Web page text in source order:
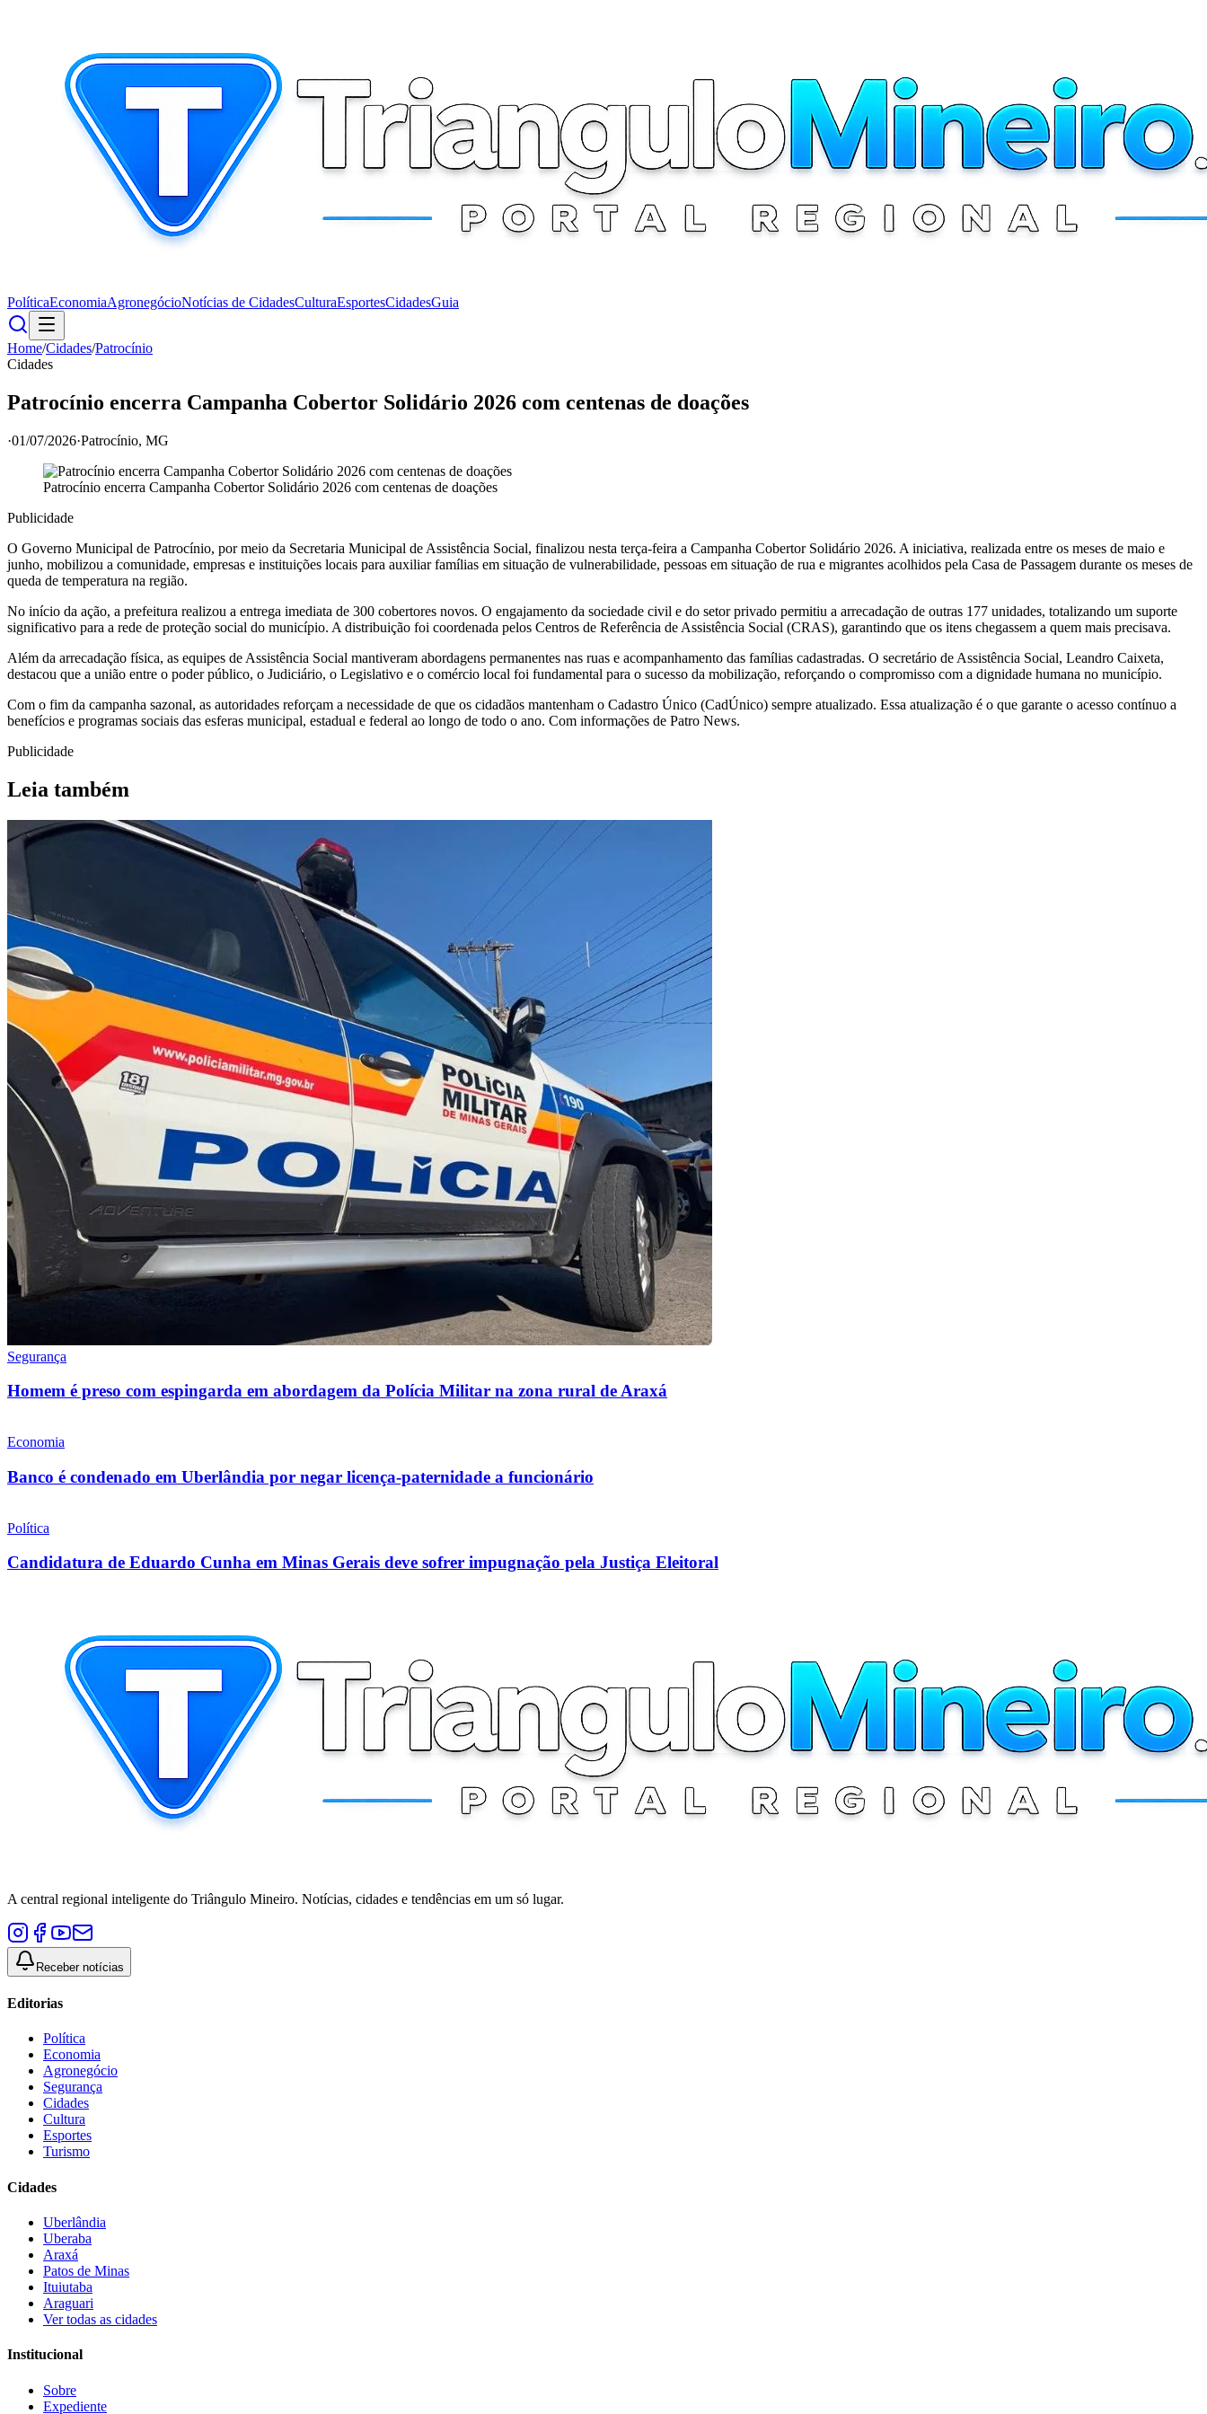
PolíticaEconomiaAgronegócioNotícias de CidadesCulturaEsportesCidadesGuia
Home/Cidades/Patrocínio
Cidades
Patrocínio encerra Campanha Cobertor Solidário 2026 com centenas de doações
·01/07/2026·Patrocínio, MG
Patrocínio encerra Campanha Cobertor Solidário 2026 com centenas de doações
Publicidade
O Governo Municipal de Patrocínio, por meio da Secretaria Municipal de Assistência Social, finalizou nesta terça-feira a Campanha Cobertor Solidário 2026. A iniciativa, realizada entre os meses de maio e
junho, mobilizou a comunidade, empresas e instituições locais para auxiliar famílias em situação de vulnerabilidade, pessoas em situação de rua e migrantes acolhidos pela Casa de Passagem durante os meses de
queda de temperatura na região.
No início da ação, a prefeitura realizou a entrega imediata de 300 cobertores novos. O engajamento da sociedade civil e do setor privado permitiu a arrecadação de outras 177 unidades, totalizando um suporte
significativo para a rede de proteção social do município. A distribuição foi coordenada pelos Centros de Referência de Assistência Social (CRAS), garantindo que os itens chegassem a quem mais precisava.
Além da arrecadação física, as equipes de Assistência Social mantiveram abordagens permanentes nas ruas e acompanhamento das famílias cadastradas. O secretário de Assistência Social, Leandro Caixeta,
destacou que a união entre o poder público, o Judiciário, o Legislativo e o comércio local foi fundamental para o sucesso da mobilização, reforçando o compromisso com a dignidade humana no município.
Com o fim da campanha sazonal, as autoridades reforçam a necessidade de que os cidadãos mantenham o Cadastro Único (CadÚnico) sempre atualizado. Essa atualização é o que garante o acesso contínuo a
benefícios e programas sociais das esferas municipal, estadual e federal ao longo de todo o ano. Com informações de Patro News.
Publicidade
Leia também
Segurança
Homem é preso com espingarda em abordagem da Polícia Militar na zona rural de Araxá
Economia
Banco é condenado em Uberlândia por negar licença-paternidade a funcionário
Política
Candidatura de Eduardo Cunha em Minas Gerais deve sofrer impugnação pela Justiça Eleitoral
A central regional inteligente do Triângulo Mineiro. Notícias, cidades e tendências em um só lugar.
Receber notícias
Editorias
Política
Economia
Agronegócio
Segurança
Cidades
Cultura
Esportes
Turismo
Cidades
Uberlândia
Uberaba
Araxá
Patos de Minas
Ituiutaba
Araguari
Ver todas as cidades
Institucional
Sobre
Expediente